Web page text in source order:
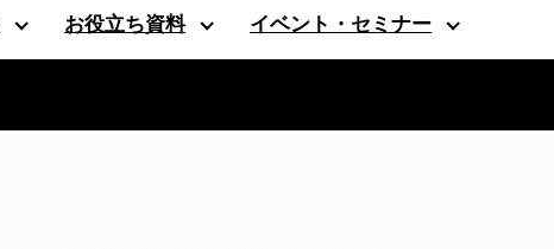
お役立ち資料 イベント・セミナー